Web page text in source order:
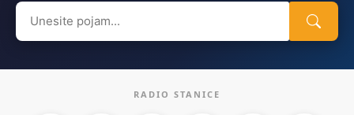
Search
for:
RADIO STANICE